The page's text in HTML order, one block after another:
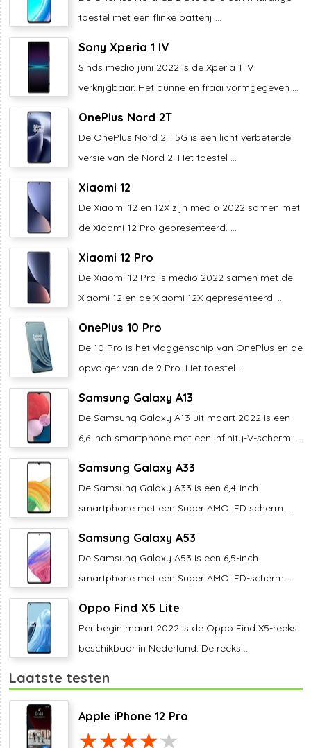
toestel met een flinke batterij ...
Sony Xperia 1 IV
Sinds medio juni 2022 is de Xperia 1 IV
verkrijgbaar. Het dunne en fraai vormgegeven ...
OnePlus Nord 2T
De OnePlus Nord 2T 5G is een licht verbeterde
versie van de Nord 2. Het toestel ...
Xiaomi 12
De Xiaomi 12 en 12X zijn medio 2022 samen met
de Xiaomi 12 Pro gepresenteerd. ...
Xiaomi 12 Pro
De Xiaomi 12 Pro is medio 2022 samen met de
Xiaomi 12 en de Xiaomi 12X gepresenteerd. ...
OnePlus 10 Pro
De 10 Pro is het vlaggenschip van OnePlus en de
opvolger van de 9 Pro. Het toestel ...
Samsung Galaxy A13
De Samsung Galaxy A13 uit maart 2022 is een
6,6 inch smartphone met een Infinity-V-scherm. ...
Samsung Galaxy A33
De Samsung Galaxy A33 is een 6,4-inch
smartphone met een Super AMOLED scherm. ...
Samsung Galaxy A53
De Samsung Galaxy A53 is een 6,5-inch
smartphone met een Super AMOLED-scherm. ...
Oppo Find X5 Lite
Per begin maart 2022 is de Oppo Find X5-reeks
beschikbaar in Nederland. De reeks ...
Laatste testen
Apple iPhone 12 Pro